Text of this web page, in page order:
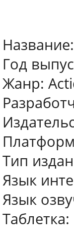
Название:
Год
Жанр:
Тип
Язык
Язык
Таблетка: